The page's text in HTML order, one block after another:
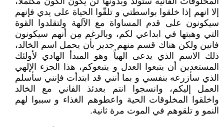
إلا انهم إذا خلقوا بواسطتي و تلقّوا الحياة على يدي فإنهم
سيكونون على قدم المساواة مع الآلهة ولتقلدوا القوة
التي وهبتها في ابداعي لكم، وبالرغم مِن أنهم سيكونون
فانين ولكن هناك قسم منهم جدير بأن يحمل اسم الخالد،
ذلك الاسم الذي يدعى الهياً وهو المبدأ الهادي لأولئك
المستعدين أن يتبعوا العدل و يتبعوكم، هذا الجزء الإلهي
الذي سأزرعه بنفسي و بما أنني قد ابتدأت فإنني سأسلم
العمل إليكم، وانسجوا انتم بعدئذ الفاني مع الخالد
واخلقوا المخلوقات الحية واعطوهم الغذاء و سببوا لهم
النمو و تلقوهم في الموت مرة ثانية.